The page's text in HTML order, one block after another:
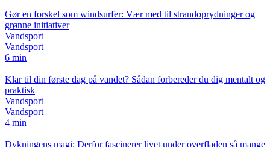
Gør en forskel som windsurfer: Vær med til strandoprydninger og
grønne initiativer
Vandsport
Vandsport
6 min
Klar til din første dag på vandet? Sådan forbereder du dig mentalt og
praktisk
Vandsport
Vandsport
4 min
Dykningens magi: Derfor fascinerer livet under overfladen så mange